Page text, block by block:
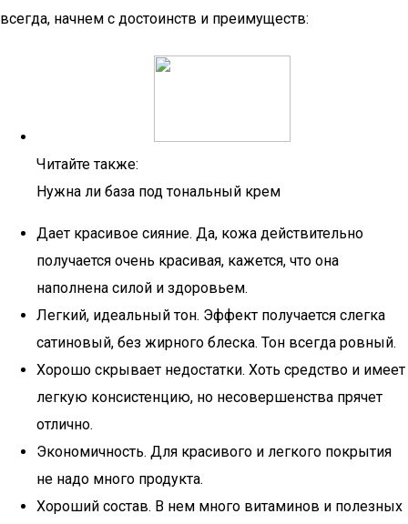
всегда, начнем с достоинств и преимуществ:
Читайте также:
Нужна ли база под тональный крем
Дает красивое сияние. Да, кожа действительно
получается очень красивая, кажется, что она
наполнена силой и здоровьем.
Легкий, идеальный тон. Эффект получается слегка
сатиновый, без жирного блеска. Тон всегда ровный.
Хорошо скрывает недостатки. Хоть средство и имеет
легкую консистенцию, но несовершенства прячет
отлично.
Экономичность. Для красивого и легкого покрытия
не надо много продукта.
Хороший состав. В нем много витаминов и полезных